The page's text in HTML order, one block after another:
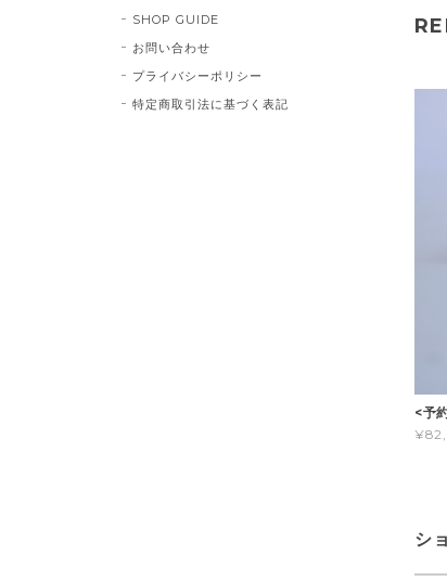
<予
シ
SHOP GUIDE
お問い合わせ
プライバシーポリシー
特定商取引法に基づく表記